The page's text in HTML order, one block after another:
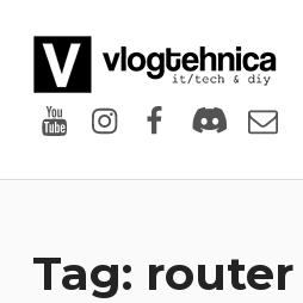
YoutubeInstagram
Facebook
DiscordEmail
Tag: router